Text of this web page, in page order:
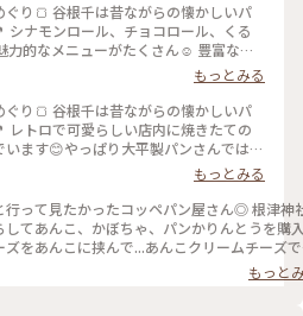
ぐり🍞 谷根千は昔ながらの懐かしいパ
シナモンロール、チョコロール、くる
力的なメニューがたくさん☺️ 豊富な種
たのんきにパン屋さんめぐりしたい
惣菜パン #コッペパン #昔ながら #懐か
さん #谷根千 #谷中 #根津 #千駄木 #千
#根津さんぽ #パン屋さん #パン屋さん
もっとみる
ぐり🍞 谷根千は昔ながらの懐かしいパ
レトロで可愛らしい店内に焼きたての
ます😊やっぱり大平製パンさんでは惣
ないかな😋♡ みなさんはお好きなコッ
くてくお散歩しながらパンを買う😊 こ
、のんきで平和だったなぁと思い返して
#コッペパン #昔ながら #懐かしい #レ
#パン #谷中 #根津 #千駄木 #谷根千 #
もっとみる
してあんこ、かぼちゃ、パンかりんとうを購
をあんこに挟んで...あんこクリームチーズ
#コーヒー
もっと